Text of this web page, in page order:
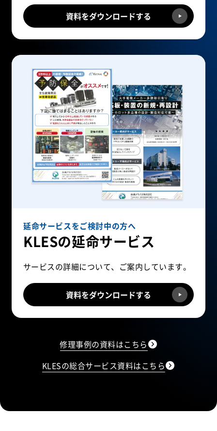
資料をダウンロードする
延命サービスをご検討中の方へ
KLESの延命サービス
サービスの詳細について、ご案内しています。
資料をダウンロードする
修理事例の資料はこちら
KLESの総合サービス資料はこちら